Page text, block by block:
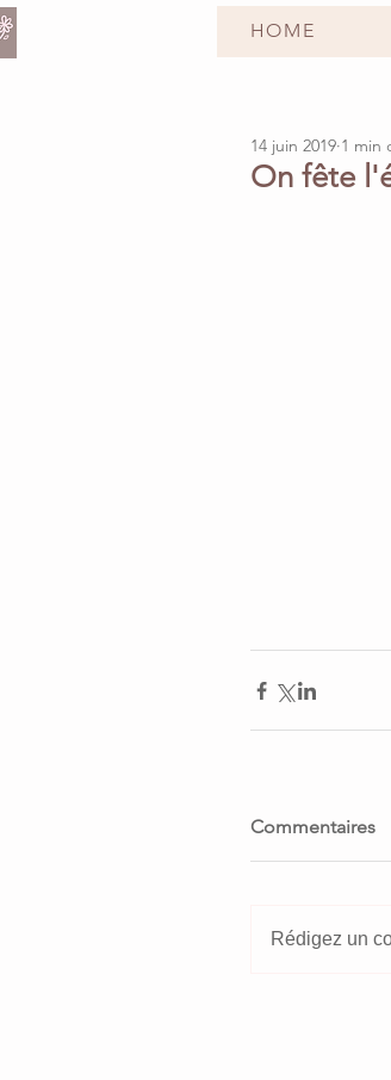
HOME
On fête
14 juin 2019 1 min
Commentaires
Rédigez un